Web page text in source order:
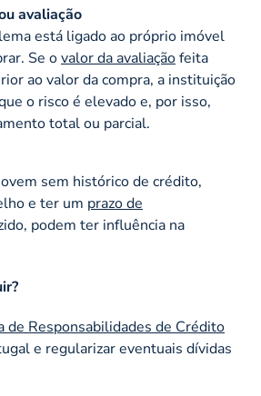
avaliação
está ligado ao próprio imóvel
Se ovalor da avaliaçãofeita
ao valor da compra, a instituição
o risco é elevado e, por isso,
total ou parcial.
sem histórico de crédito,
e ter um prazo de
podem ter influência na
de Responsabilidades de Crédito
e regularizar eventuais dívidas